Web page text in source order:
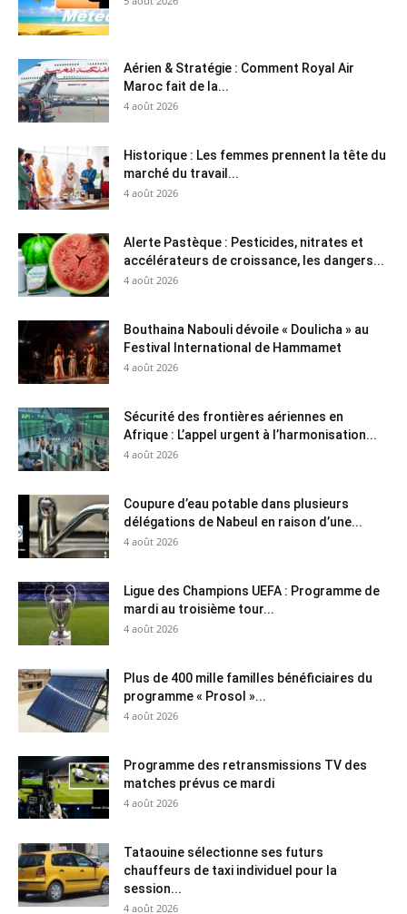
Aérien & Stratégie : Comment Royal Air
Maroc fait de la...
4 août 2026
Historique : Les femmes prennent la tête du
marché du travail...
4 août 2026
Alerte Pastèque : Pesticides, nitrates et
accélérateurs de croissance, les dangers...
4 août 2026
Bouthaina Nabouli dévoile « Doulicha » au
Festival International de Hammamet
4 août 2026
Sécurité des frontières aériennes en
Afrique : L’appel urgent à l’harmonisation...
4 août 2026
Coupure d’eau potable dans plusieurs
délégations de Nabeul en raison d’une...
4 août 2026
Ligue des Champions UEFA : Programme de
mardi au troisième tour...
4 août 2026
Plus de 400 mille familles bénéficiaires du
programme « Prosol »...
4 août 2026
Programme des retransmissions TV des
matches prévus ce mardi
4 août 2026
Tataouine sélectionne ses futurs
chauffeurs de taxi individuel pour la
session...
4 août 2026